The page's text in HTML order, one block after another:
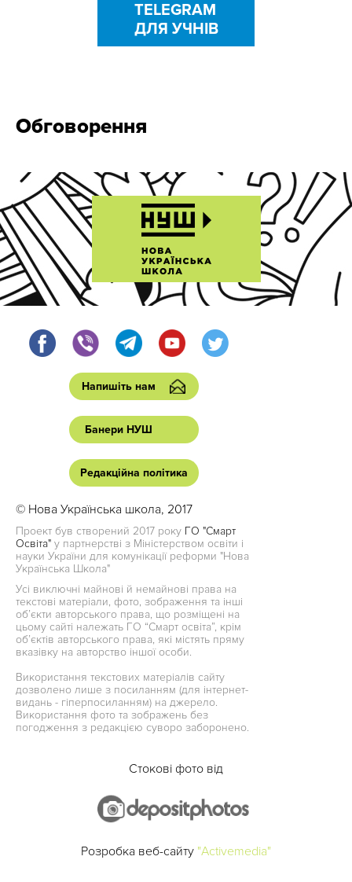
TELEGRAM
ДЛЯ УЧНІВ
Обговорення
Напишіть нам
Банери НУШ
Редакційна політика
© Нова Українська школа, 2017
Проект був створений 2017 року ГО "Смарт
Освіта" у партнерстві з Міністерством освіти і
науки України для комунікації реформи "Нова
Українська Школа"
Усі виключні майнові й немайнові права на
текстові матеріали, фото, зображення та інші
об’єкти авторського права, що розміщені на
цьому сайті належать ГО “Смарт освіта”, крім
об’єктів авторського права, які містять пряму
вказівку на авторство іншої особи.
Використання текстових матеріалів сайту
дозволено лише з посиланням (для інтернет-
видань - гіперпосиланням) на джерело.
Використання фото та зображень без
погодження з редакцією суворо заборонено.
Стокові фото від
Розробка веб-сайту "Activemedia"